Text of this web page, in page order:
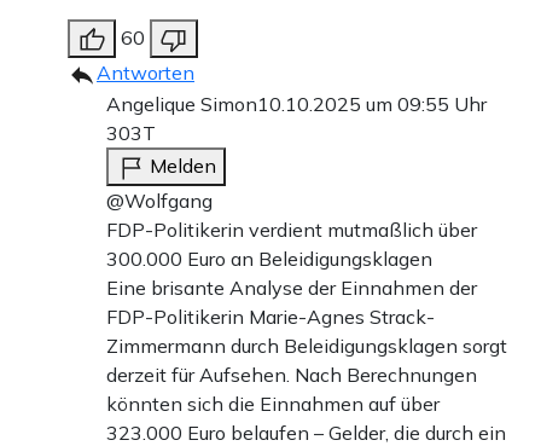
60
Antworten
Angelique Simon10.10.2025 um 09:55 Uhr
303T
Melden
@Wolfgang
FDP-Politikerin verdient mutmaßlich über
300.000 Euro an Beleidigungsklagen
Eine brisante Analyse der Einnahmen der
FDP-Politikerin Marie-Agnes Strack-
Zimmermann durch Beleidigungsklagen sorgt
derzeit für Aufsehen. Nach Berechnungen
könnten sich die Einnahmen auf über
323.000 Euro belaufen – Gelder, die durch ein